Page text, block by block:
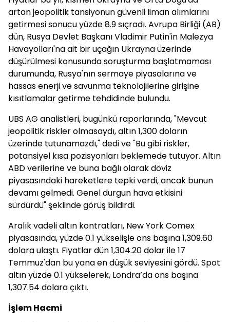
artan jeopolitik tansiyonun güvenli liman alımlarını
getirmesi sonucu yüzde 8.9 sıçradı. Avrupa Birliği (AB)
dün, Rusya Devlet Başkanı Vladimir Putin'in Malezya
Havayolları'na ait bir uçağın Ukrayna üzerinde
düşürülmesi konusunda soruşturma başlatmaması
durumunda, Rusya'nın sermaye piyasalarına ve
hassas enerji ve savunma teknolojilerine girişine
kısıtlamalar getirme tehdidinde bulundu.
UBS AG analistleri, bugünkü raporlarında, "Mevcut
jeopolitik riskler olmasaydı, altın 1,300 doların
üzerinde tutunamazdı," dedi ve "Bu gibi riskler,
potansiyel kısa pozisyonları beklemede tutuyor. Altın
ABD verilerine ve buna bağlı olarak döviz
piyasasındaki hareketlere tepki verdi, ancak bunun
devamı gelmedi. Genel durgun hava etkisini
sürdürdü" şeklinde görüş bildirdi.
Aralık vadeli altın kontratları, New York Comex
piyasasında, yüzde 0.1 yükselişle ons başına 1,309.60
dolara ulaştı. Fiyatlar dün 1,304.20 dolar ile 17
Temmuz'dan bu yana en düşük seviyesini gördü. Spot
altın yüzde 0.1 yükselerek, Londra’da ons başına
1,307.54 dolara çıktı.
İşlem Hacmi